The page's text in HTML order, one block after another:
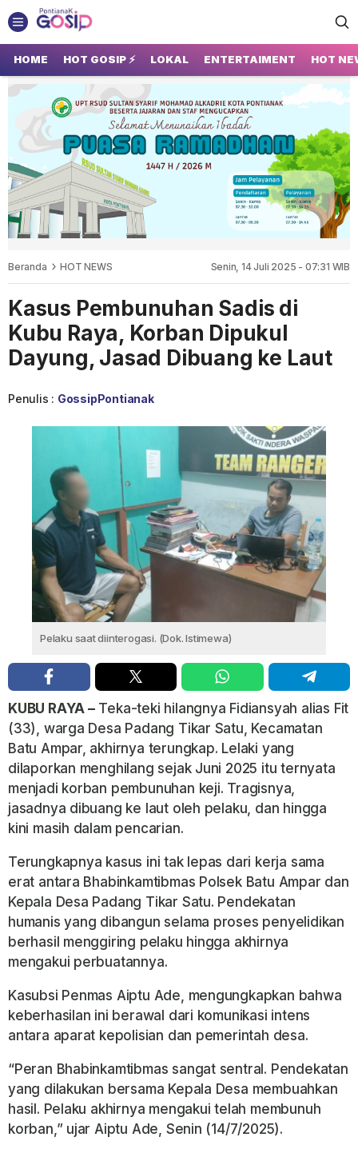
GOSIP PONTIANAK
Tempatnya Gosip Terupdate Pontianak
HOME HOT GOSIP ⚡ LOKAL ENTERTAIMENT HOT
Beranda HOT NEWS Senin, 14 Juli 2025 - 07:31 WIB
Kasus Pembunuhan Sadis di
Kubu Raya, Korban Dipukul
Dayung, Jasad Dibuang ke Laut
Penulis : GossipPontianak
Pelaku saat diinterogasi. (Dok. Istimewa)
KUBU RAYA –Teka-teki hilangnya Fidiansyah alias Fit
(33), warga Desa Padang Tikar Satu, Kecamatan
Batu Ampar, akhirnya terungkap. Lelaki yang
dilaporkan menghilang sejak Juni 2025 itu ternyata
menjadi korban pembunuhan keji. Tragisnya,
jasadnya dibuang ke laut oleh pelaku, dan hingga
kini masih dalam pencarian.
Terungkapnya kasus ini tak lepas dari kerja sama
erat antara Bhabinkamtibmas Polsek Batu Ampar dan
Kepala Desa Padang Tikar Satu. Pendekatan
humanis yang dibangun selama proses penyelidikan
berhasil menggiring pelaku hingga akhirnya
mengakui perbuatannya.
Kasubsi Penmas Aiptu Ade, mengungkapkan bahwa
keberhasilan ini berawal dari komunikasi intens
antara aparat kepolisian dan pemerintah desa.
“Peran Bhabinkamtibmas sangat sentral. Pendekatan
yang dilakukan bersama Kepala Desa membuahkan
hasil. Pelaku akhirnya mengakui telah membunuh
korban,” ujar Aiptu Ade, Senin (14/7/2025).